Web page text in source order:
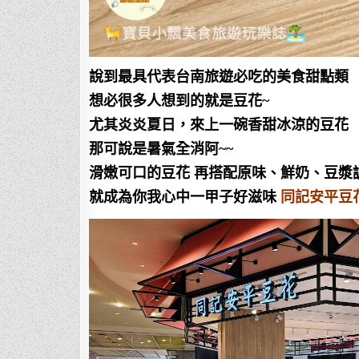
說到最具代表台南旅遊必吃的美食甜點類
想必很多人想到的就是豆花~
尤其炎炎夏日，來上一碗香甜冰涼的豆花
那可說是暑氣全消阿~~
滑嫩可口的豆花 再搭配原味、鮮奶、豆漿
就成為你我心中一甲子好滋味 同記安平豆